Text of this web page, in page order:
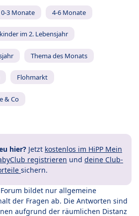
0-3 Monate 4-6 Monate
im 2. Lebensjahr
Thema des Monats
Flohmarkt
& Co
hier? Jetzt kostenlos im HiPP Mein
registrieren und deine Club-
sichern.
bildet nur allgemeine
der Fragen ab. Die Antworten sind
aufgrund der räumlichen Distanz